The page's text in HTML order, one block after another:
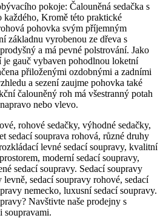
pokoje: Čalouněná sedačka s
Kromě této praktické
pohovka svým příjemným
základnu vyrobenou ze dřeva s
a má pevné polstrování. Jako
gauč vybaven pohodlnou loketní
přiloženými ozdobnými a zadními
a sezení zaujme pohovka také
čalouněný roh má všestranný potah
nebo vlevo.
rohové sedačky, výhodné sedačky,
sedací souprava rohová, různé druhy
levné sedací soupravy, kvalitní
moderní sedací soupravy‎,
sedací soupravy. Sedací soupravy
sedací soupravy rohové, sedací
nemecko, luxusní sedací soupravy.
Navštivte naše prodejny s
soupravami.